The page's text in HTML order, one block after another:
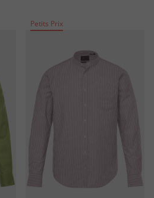
Petits Prix